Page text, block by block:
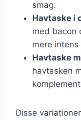
smag.
Havtaske i
med bacon
mere intens
Havtaske
havtasken
Disse